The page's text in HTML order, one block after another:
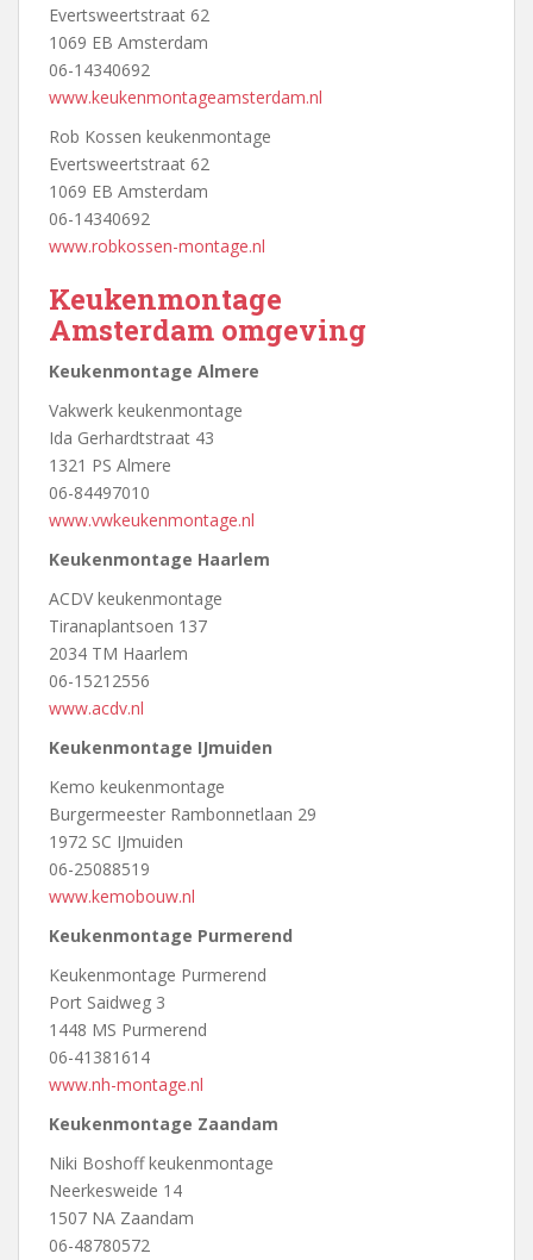
Evertsweertstraat 62
1069 EB Amsterdam
06-14340692
www.keukenmontageamsterdam.nl
Rob Kossen keukenmontage
Evertsweertstraat 62
1069 EB Amsterdam
06-14340692
www.robkossen-montage.nl
Keukenmontage
Amsterdam omgeving
Keukenmontage Almere
Vakwerk keukenmontage
Ida Gerhardtstraat 43
1321 PS Almere
06-84497010
www.vwkeukenmontage.nl
Keukenmontage Haarlem
ACDV keukenmontage
Tiranaplantsoen 137
2034 TM Haarlem
06-15212556
www.acdv.nl
Keukenmontage IJmuiden
Kemo keukenmontage
Burgermeester Rambonnetlaan 29
1972 SC IJmuiden
06-25088519
www.kemobouw.nl
Keukenmontage Purmerend
Keukenmontage Purmerend
Port Saidweg 3
1448 MS Purmerend
06-41381614
www.nh-montage.nl
Keukenmontage Zaandam
Niki Boshoff keukenmontage
Neerkesweide 14
1507 NA Zaandam
06-48780572